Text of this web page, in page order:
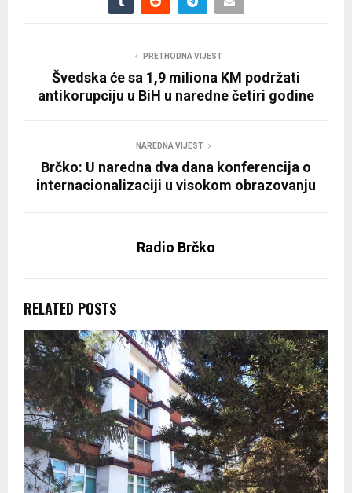
PRETHODNA VIJEST
Švedska će sa 1,9 miliona KM podržati
antikorupciju u BiH u naredne četiri godine
NAREDNA VIJEST
Brčko: U naredna dva dana konferencija o
internacionalizaciji u visokom obrazovanju
Radio Brčko
RELATED POSTS